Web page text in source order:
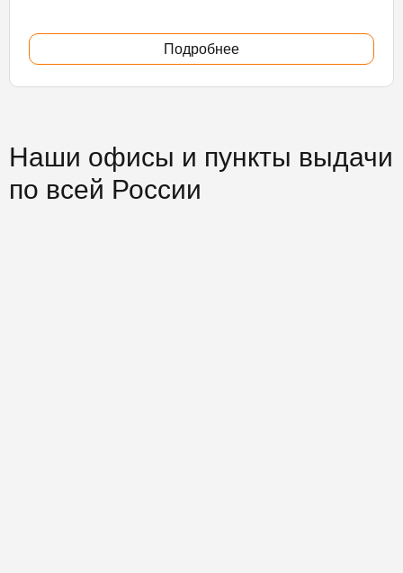
Подробнее
Наши офисы и пункты выдачи
по всей России